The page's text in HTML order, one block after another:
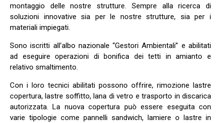
montaggio delle nostre strutture. Sempre alla ricerca di
soluzioni innovative sia per le nostre strutture, sia per i
materiali impiegati.
Sono iscritti all’albo nazionale “Gestori Ambientali” e abilitati
ad eseguire operazioni di bonifica dei tetti in amianto e
relativo smaltimento.
Con i loro tecnici abilitati possono offrire, rimozione lastre
copertura, lastre soffitto, lana di vetro e trasporto in discarica
autorizzata. La nuova copertura può essere eseguita con
varie tipologie come pannelli sandwich, lamiere o lastre in